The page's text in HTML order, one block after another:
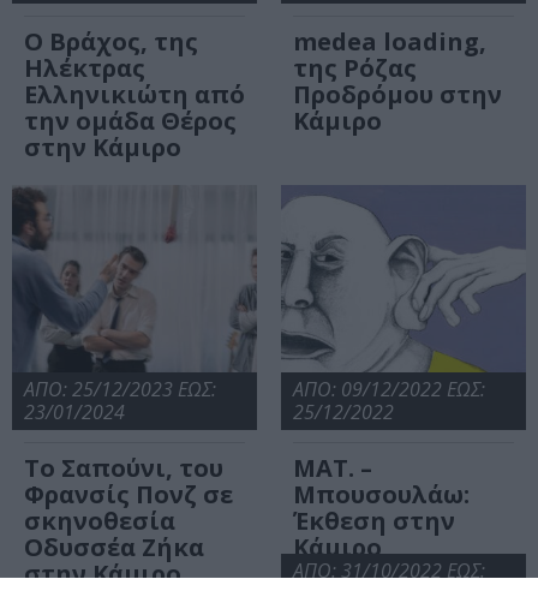
Ο Βράχος, της
Ηλέκτρας
Ελληνικιώτη από
την ομάδα Θέρος
στην Κάμιρο
medea loading,
της Ρόζας
Προδρόμου στην
Κάμιρο
ΑΠΟ: 25/12/2023 ΕΩΣ:
23/01/2024
Το Σαπούνι, του
Φρανσίς Πονζ σε
σκηνοθεσία
Οδυσσέα Ζήκα
στην Κάμιρο
ΑΠΟ: 09/12/2022 ΕΩΣ:
25/12/2022
ΜΑΤ. –
Μπουσουλάω:
Έκθεση στην
Κάμιρο
ΑΠΟ: 31/10/2022 ΕΩΣ: